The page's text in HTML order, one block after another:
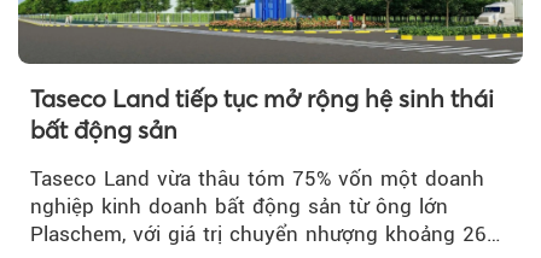
Taseco Land tiếp tục mở rộng hệ sinh thái
bất động sản
Taseco Land vừa thâu tóm 75% vốn một doanh
nghiệp kinh doanh bất động sản từ ông lớn
Plaschem, với giá trị chuyển nhượng khoảng 262